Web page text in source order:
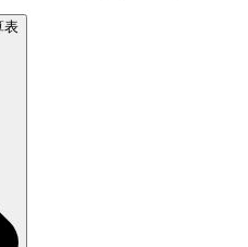
表